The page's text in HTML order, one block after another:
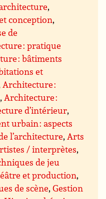
,
conception,
de
: pratique
: bâtiments
et
Architecture :
,Architecture :
d’intérieur,
urbain : aspects
l’architecture,Arts
/ interprètes,
de jeu
et production,
de scène,Gestion